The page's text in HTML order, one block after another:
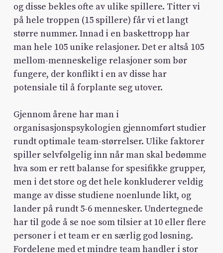
og disse bekles ofte av ulike spillere. Titter vi
på hele troppen (15 spillere) får vi et langt
større nummer. Innad i en baskettropp har
man hele 105 unike relasjoner. Det er altså 105
mellom-menneskelige relasjoner som bør
fungere, der konflikt i en av disse har
potensiale til å forplante seg utover.
Gjennom årene har man i
organisasjonspsykologien gjennomført studier
rundt optimale team-størrelser. Ulike faktorer
spiller selvfølgelig inn når man skal bedømme
hva som er rett balanse for spesifikke grupper,
men i det store og det hele konkluderer veldig
mange av disse studiene noenlunde likt, og
lander på rundt 5-6 mennesker. Undertegnede
har til gode å se noe som tilsier at 10 eller flere
personer i et team er en særlig god løsning.
Fordelene med et mindre team handler i stor